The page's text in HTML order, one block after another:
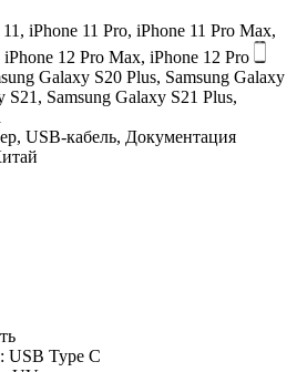
iPhone 11 Pro, iPhone 11 Pro Max,
12 Pro Max, iPhone 12 Pro
Galaxy S20 Plus, Samsung Galaxy
S21, Samsung Galaxy S21 Plus,
USB-кабель, Документация
USB Type C